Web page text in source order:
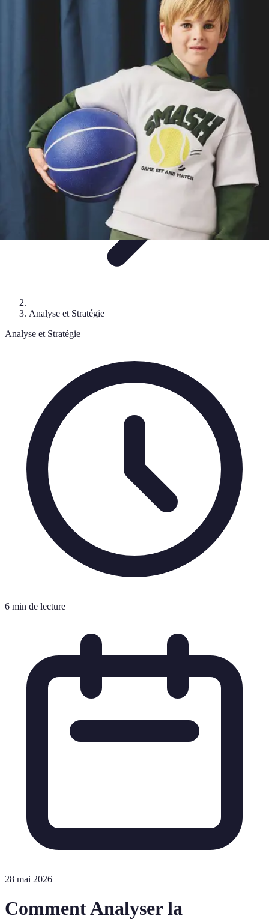
Création et Gestion de
Coaching et Équipe
Analyse et Stratégie
Analyse et Stratégie
6 min de lecture
28 mai 2026
Comment Analyser la